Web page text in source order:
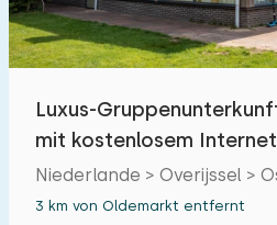
Luxus-
mit kostenlosem
Niederlande > Overijssel >
3 km von Oldemarkt entfernt